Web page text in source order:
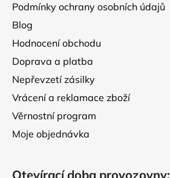
Podmínky ochrany osobních údajů
Blog
Hodnocení obchodu
Doprava a platba
Nepřevzetí zásilky
Vrácení a reklamace zboží
Věrnostní program
Moje objednávka
Otevírací doba provozovny: